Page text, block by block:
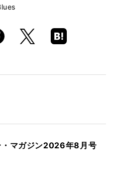
X
Hatena
Boo
・マガジン2026年8月号